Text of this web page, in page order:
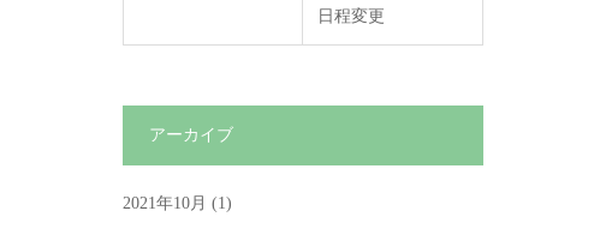
日程変更
アーカイブ
2021年10月 (1)